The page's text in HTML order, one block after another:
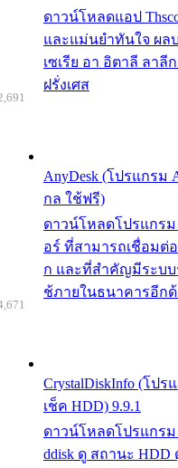
ดาวน์โหลดแอป
และแม่นยำทันใจ ผล
เซเรีย อา อิตาลี ลาลี
ฝรั่งเศส
AnyDesk (โปรแกรม
กล ใช้ฟรี)
ดาวน์โหลดโปรแกรม
อร์ ที่สามารถเชื่อมต่
ก และที่สำคัญมีระบ
ช้ภายในธนาคารอีกด้
CrystalDiskInfo (โปร
เช็ค HDD) 9.9.1
ดาวน์โหลดโปรแกรม
ddisk ดู สถานะ